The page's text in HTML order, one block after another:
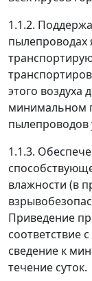
1.1.2.
пылепроводах
этого воздуха
минимальном
пылепроводов
1.1.3.
влажности (в
Приведение
соответствие
сведение к
течение суток.